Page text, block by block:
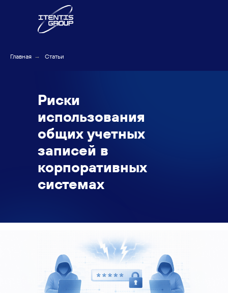
Главная → Статьи
Риски
использования
общих учетных
записей в
корпоративных
системах